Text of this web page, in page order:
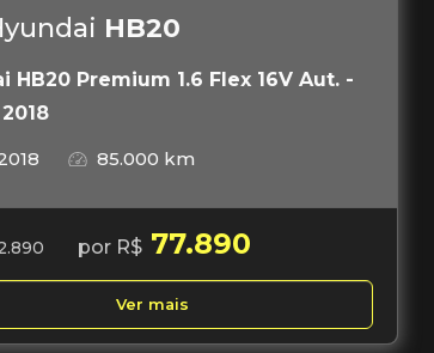
HB20
HB20 Premium 1.6 Flex 16V Aut. -
85.000 km
por R$ 77.890
Ver mais